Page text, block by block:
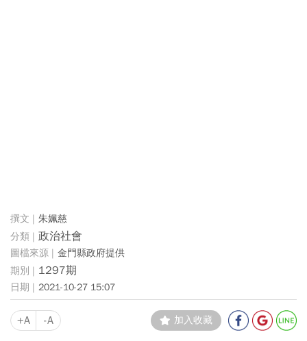
朱姵慈
政治社會
金門縣政府提供
1297期
2021-10-27 15:07
+A -A 加入收藏